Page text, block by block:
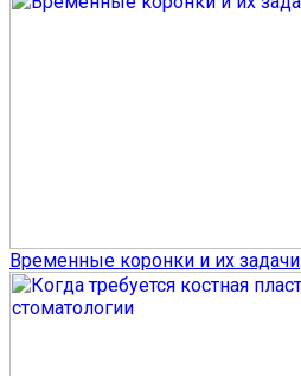
Временные коронки и их задачи